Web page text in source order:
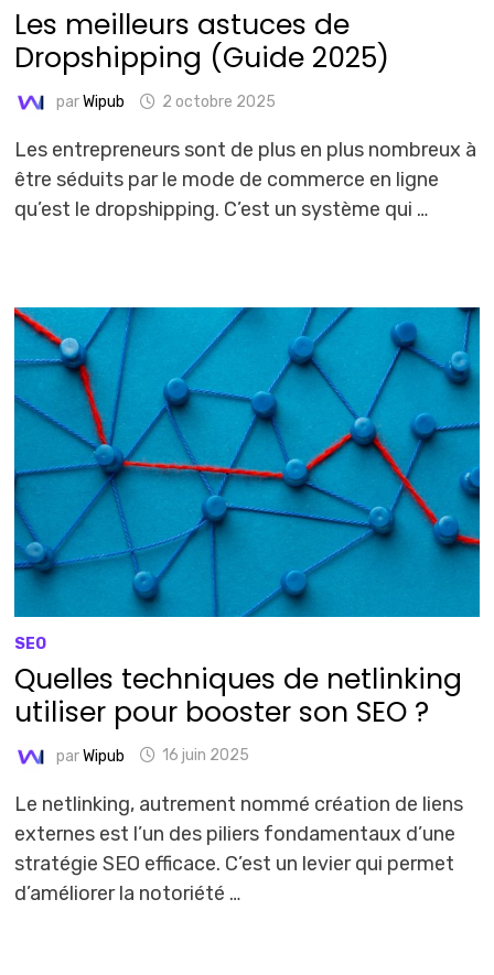
Les meilleurs astuces de
Dropshipping (Guide 2025)
parWipub 2 octobre 2025
Les entrepreneurs sont de plus en plus nombreux à
être séduits par le mode de commerce en ligne
qu’est le dropshipping. C’est un système qui …
SEO
Quelles techniques de netlinking
utiliser pour booster son SEO ?
parWipub 16 juin 2025
Le netlinking, autrement nommé création de liens
externes est l’un des piliers fondamentaux d’une
stratégie SEO efficace. C’est un levier qui permet
d’améliorer la notoriété …